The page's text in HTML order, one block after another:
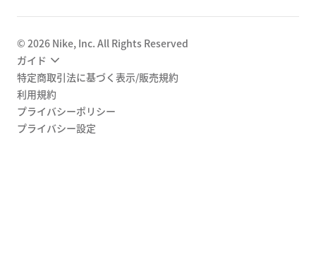
© 2026 Nike, Inc. All Rights Reserved
ガイド
特定商取引法に基づく表示/販売規約
利用規約
プライバシーポリシー
プライバシー設定